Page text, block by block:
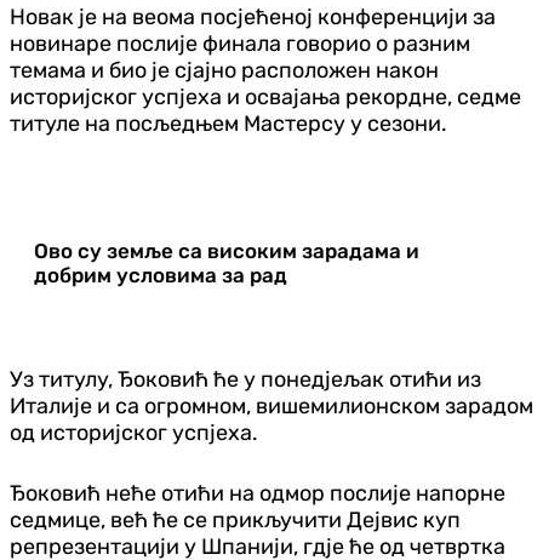
Новак је на веома посјећеној конференцији за
новинаре послије финала говорио о разним
темама и био је сјајно расположен након
историјског успјеха и освајања рекордне, седме
титуле на посљедњем Мастерсу у сезони.
Ово су земље са високим зарадама и
добрим условима за рад
Уз титулу, Ђоковић ће у понедјељак отићи из
Италије и са огромном, вишемилионском зарадом
од историјског успјеха.
Ђоковић неће отићи на одмор послије напорне
седмице, већ ће се прикључити Дејвис куп
репрезентацији у Шпанији, гдје ће од четвртка